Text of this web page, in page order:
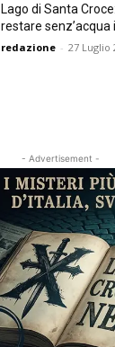
Lago di Santa
restare
redazione - 27 Luglio
- Advertisement -